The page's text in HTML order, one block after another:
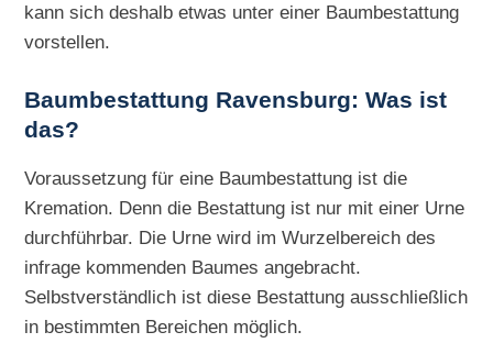
kann sich deshalb etwas unter einer Baumbestattung
vorstellen.
Baumbestattung Ravensburg: Was ist
das?
Voraussetzung für eine Baumbestattung ist die
Kremation. Denn die Bestattung ist nur mit einer Urne
durchführbar. Die Urne wird im Wurzelbereich des
infrage kommenden Baumes angebracht.
Selbstverständlich ist diese Bestattung ausschließlich
in bestimmten Bereichen möglich.